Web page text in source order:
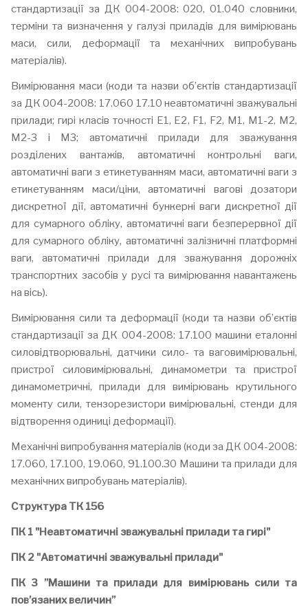
стандартизації за ДК 004-2008: 020, 01.040 словники,
терміни та визначення у галузі приладів для вимірювань
маси, сили, деформації та механічних випробувань
матеріалів).
Вимірювання маси (коди та назви об’єктів стандартизації
за ДК 004-2008: 17.060 17.10 неавтоматичні зважувальні
прилади; гирі класів точності E1, E2, F1, F2, M1, M1-2, M2,
M2-3 і M3; автоматичні прилади для зважування
розділених вантажів, автоматичні контрольні ваги,
автоматичні ваги з етикетуванням маси, автоматичні ваги з
етикетуванням маси/ціни, автоматичні вагові дозатори
дискретної дії, автоматичні бункерні ваги дискретної дії
для сумарного обліку, автоматичні ваги безперервної дії
для сумарного обліку, автоматичні залізничні платформні
ваги, автоматичні прилади для зважування дорожніх
транспортних засобів у русі та вимірювання навантажень
на вісь).
Вимірювання сили та деформації (коди та назви об’єктів
стандартизації за ДК 004-2008: 17.100 машини еталонні
силовідтворювальні, датчики сило- та ваговимірювальні,
пристрої силовимірювальні, динамометри та пристрої
динамометричні, прилади для вимірювань крутильного
моменту сили, тензорезистори вимірювальні, стенди для
відтворення одиниці деформації).
Механічні випробування матеріалів (коди за ДК 004-2008:
17.060, 17.100, 19.060, 91.100.30 Машини та прилади для
механічних випробувань матеріалів).
Структура ТК 156
ПК 1 "Неавтоматичні зважувальні прилади та гирі"
ПК 2 "Автоматичні зважувальні прилади"
ПК 3 ”Машини та прилади для вимірювань сили та
пов’язаних величин”